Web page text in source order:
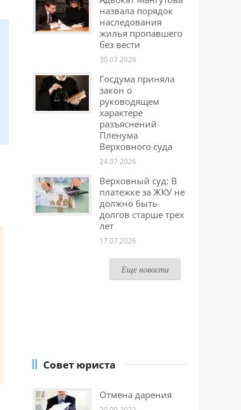
назвала порядок
наследования
жилья пропавшего
без вести
30.07.2026
Госдума приняла
закон о
руководящем
характере
разъяснений
Пленума
Верховного суда
24.07.2026
Верховный суд: В
платежке за ЖКУ не
должно быть
долгов старше трех
лет
17.07.2026
Еще новости
Совет юриста
Отмена дарения